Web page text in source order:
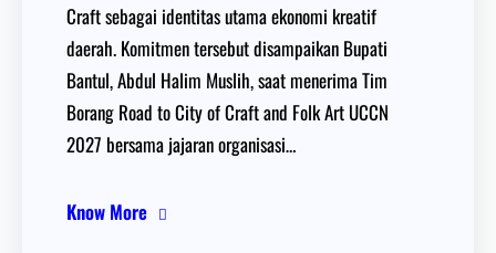
Craft sebagai identitas utama ekonomi kreatif
daerah. Komitmen tersebut disampaikan Bupati
Bantul, Abdul Halim Muslih, saat menerima Tim
Borang Road to City of Craft and Folk Art UCCN
2027 bersama jajaran organisasi…
Know More